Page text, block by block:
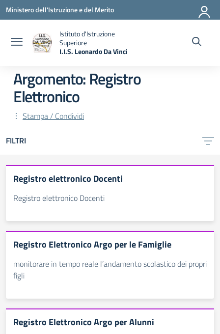
Vai ai contenuti
Vai al menu di navigazione
Vai al footer
Ministero dell'Istruzione e del Merito
Istituto d'Istruzione
Superiore
I.I.S. Leonardo Da Vinci
Argomento: Registro
Elettronico
Stampa / Condividi
FILTRI
Registro elettronico Docenti
Registro elettronico Docenti
Registro Elettronico Argo per le Famiglie
monitorare in tempo reale l’andamento scolastico dei propri
figli
Registro Elettronico Argo per Alunni